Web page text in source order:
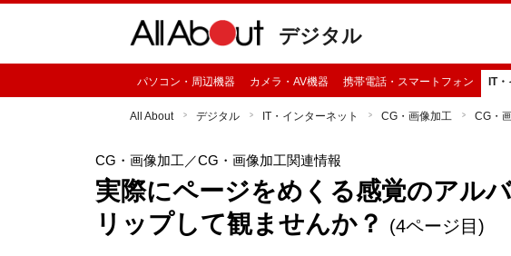
デジタル
パソコン・周辺機器 カメラ・AV機器 携帯電話・スマートフォン IT
All About デジタル IT・インターネット CG・画像加工 CG・
CG・画像加工 ／CG・画像加工関連情報
実際にページをめくる感覚のアル
リップして観ませんか？
(4ページ目)